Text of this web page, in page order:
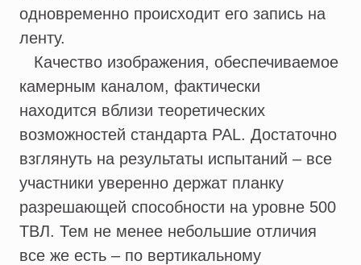
одновременно происходит его запись на
ленту.
Качество изображения, обеспечиваемое
камерным каналом, фактически
находится вблизи теоретических
возможностей стандарта PAL. Достаточно
взглянуть на результаты испытаний – все
участники уверенно держат планку
разрешающей способности на уровне 500
ТВЛ. Тем не менее небольшие отличия
все же есть – по вертикальному